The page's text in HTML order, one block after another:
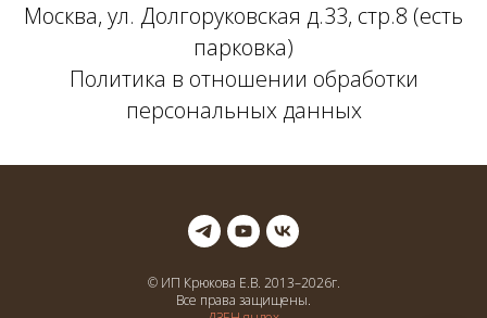
Москва, ул. Долгоруковская д.33, стр.8 (есть
парковка)
Политика в отношении обработки
персональных данных
© ИП Крюкова Е.В. 2013–2026г.
Все права защищены.